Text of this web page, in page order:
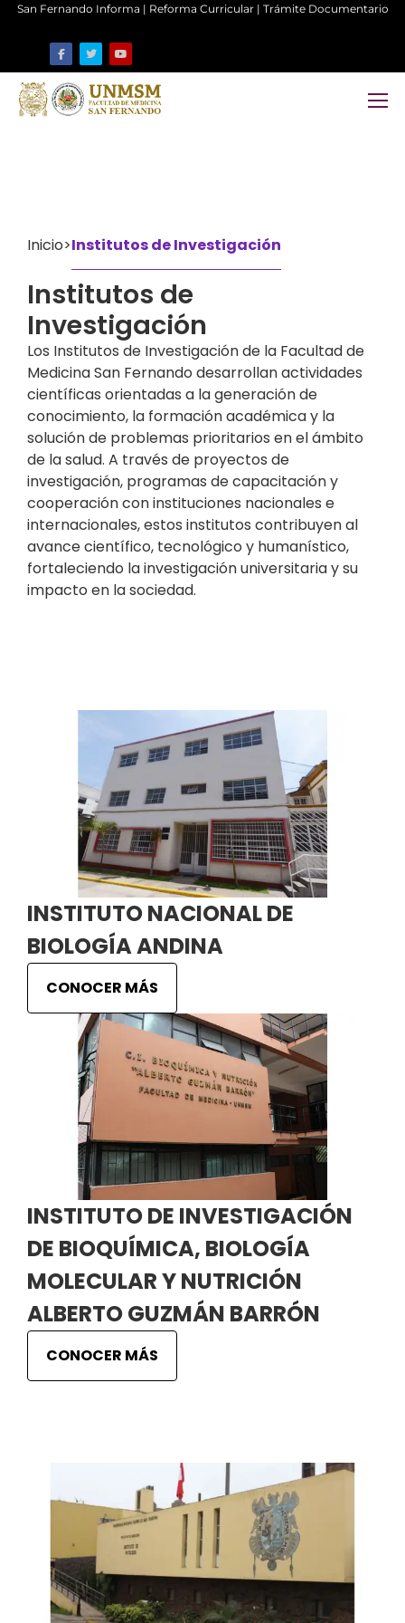
San Fernando Informa | Reforma Curricular| Trámite Documentario
Inicio>Institutos de Investigación
Institutos de
Investigación
Los Institutos de Investigación de la Facultad de
Medicina San Fernando desarrollan actividades
científicas orientadas a la generación de
conocimiento, la formación académica y la
solución de problemas prioritarios en el ámbito
de la salud. A través de proyectos de
investigación, programas de capacitación y
cooperación con instituciones nacionales e
internacionales, estos institutos contribuyen al
avance científico, tecnológico y humanístico,
fortaleciendo la investigación universitaria y su
impacto en la sociedad.
INSTITUTO NACIONAL DE
BIOLOGÍA ANDINA
CONOCER MÁS
INSTITUTO DE INVESTIGACIÓN
DE BIOQUÍMICA, BIOLOGÍA
MOLECULAR Y NUTRICIÓN
ALBERTO GUZMÁN BARRÓN
CONOCER MÁS